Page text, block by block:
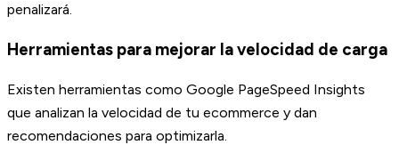
penalizará.
Herramientas para mejorar la velocidad de carga
Existen herramientas como Google PageSpeed Insights
que analizan la velocidad de tu ecommerce y dan
recomendaciones para optimizarla.